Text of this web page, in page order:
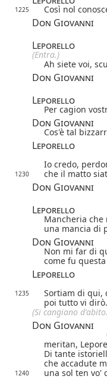
1225 Così nol
Don Giovanni
Leporello
(Entra.)
Ah siete voi,
Don Giovanni
Leporello
Per cagion
Don Giovanni
Cos'è tal
Leporello
Io credo,
1230 che il matto
Don Giovanni
Leporello
Mancheria che
una mancia di
Don Giovanni
Non mi far di
come fu questa
Leporello
1235
Sortiam di qui,
poi tutto vi dirò.
(Si cangiano
Don Giovanni
meritan,
Di tante
che accadute
1240
una sol ten vo'